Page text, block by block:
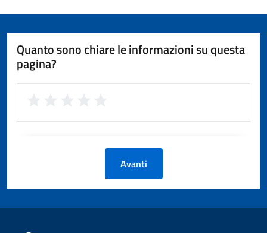
Quanto sono chiare le informazioni su questa
pagina?
Avanti